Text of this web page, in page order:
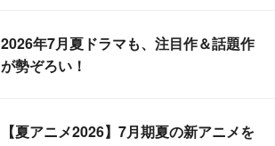
2026年7月夏ドラマも、注目作＆話題作
が勢ぞろい！
【夏アニメ2026】7月期夏の新アニメを